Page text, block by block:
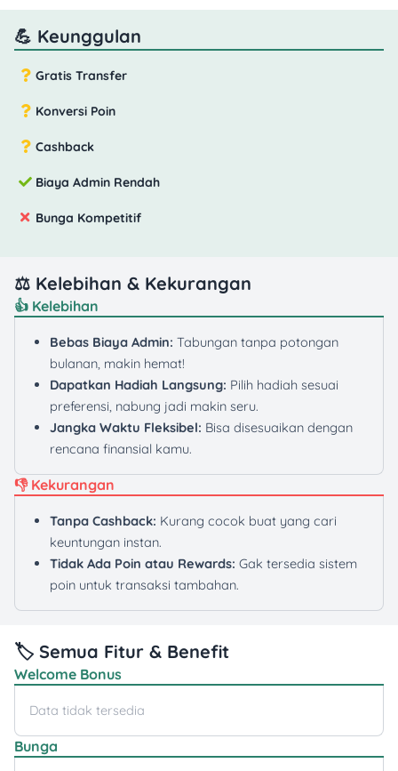
💪 Keunggulan
Gratis Transfer
Konversi Poin
Cashback
Biaya Admin Rendah
Bunga Kompetitif
⚖️ Kelebihan & Kekurangan
👍 Kelebihan
Bebas Biaya Admin: Tabungan tanpa potongan
bulanan, makin hemat!
Dapatkan Hadiah Langsung: Pilih hadiah sesuai
preferensi, nabung jadi makin seru.
Jangka Waktu Fleksibel: Bisa disesuaikan dengan
rencana finansial kamu.
👎 Kekurangan
Tanpa Cashback: Kurang cocok buat yang cari
keuntungan instan.
Tidak Ada Poin atau Rewards: Gak tersedia sistem
poin untuk transaksi tambahan.
🏷️ Semua Fitur & Benefit
Welcome Bonus
Data tidak tersedia
Bunga